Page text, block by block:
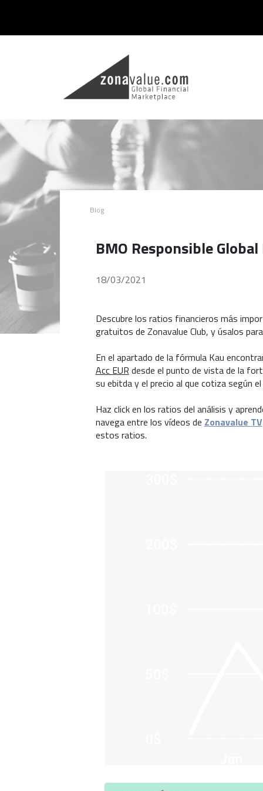
Blog
BMO Responsible
18/03/2021
Descubre los ratios financieros más
gratuitos de Zonavalue Club, y úsalos
En el apartado de la fórmula Kau
Acc EUR desde el punto de vista de la
su ebitda y el precio al que cotiza según
Haz click en los ratios del análisis y
navega entre los vídeos de Zonavalue TV
estos ratios.